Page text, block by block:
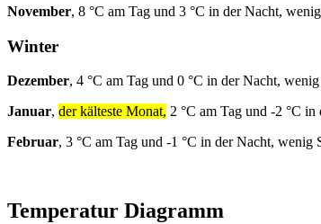
November, 8 °C am Tag und 3 °C in der Nacht,
Winter
Dezember, 4 °C am Tag und 0 °C in der Nacht,
Januar, der kälteste Monat, 2 °C am Tag und -2 °C
Februar, 3 °C am Tag und -1 °C in der Nacht, wenig
Temperatur Diagramm